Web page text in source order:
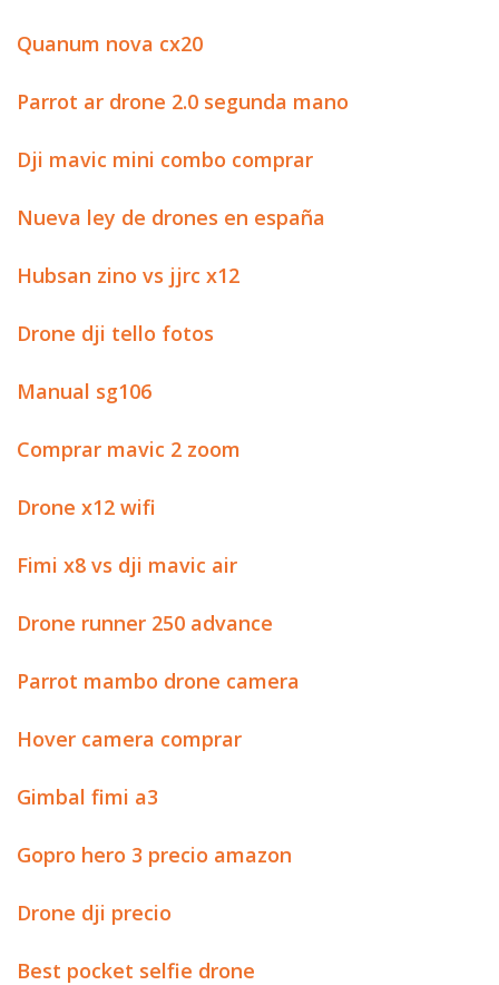
Quanum nova cx20
Parrot ar drone 2.0 segunda mano
Dji mavic mini combo comprar
Nueva ley de drones en españa
Hubsan zino vs jjrc x12
Drone dji tello fotos
Manual sg106
Comprar mavic 2 zoom
Drone x12 wifi
Fimi x8 vs dji mavic air
Drone runner 250 advance
Parrot mambo drone camera
Hover camera comprar
Gimbal fimi a3
Gopro hero 3 precio amazon
Drone dji precio
Best pocket selfie drone